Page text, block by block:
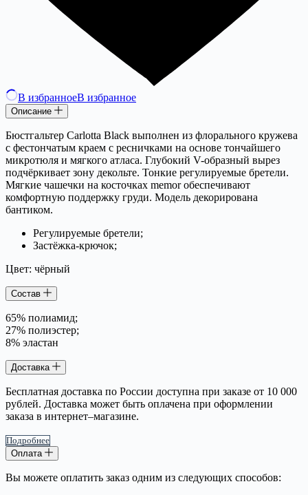
В избранноеВ избранное
Описание
Бюстгальтер Carlotta Black выполнен из флорального кружева
с фестончатым краем с ресничками на основе тончайшего
микротюля и мягкого атласа. Глубокий V-образный вырез
подчёркивает зону декольте. Тонкие регулируемые бретели.
Мягкие чашечки на косточках memor обеспечивают
комфортную поддержку груди. Модель декорирована
бантиком.
Регулируемые бретели;
Застёжка-крючок;
Цвет: чёрный
Состав
65% полиамид;
27% полиэстер;
8% эластан
Доставка
Бесплатная доставка по России доступна при заказе от 10 000
рублей. Доставка может быть оплачена при оформлении
заказа в интернет–магазине.
Подробнее
Оплата
Вы можете оплатить заказ одним из следующих способов: